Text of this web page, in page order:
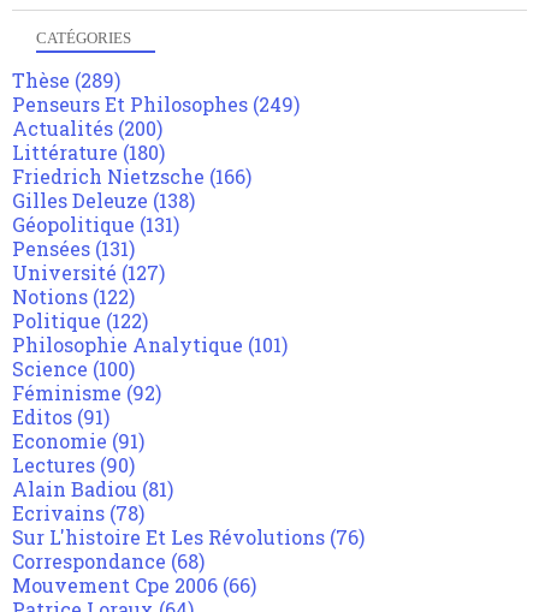
CATÉGORIES
Thèse (289)
Penseurs Et Philosophes (249)
Actualités (200)
Littérature (180)
Friedrich Nietzsche (166)
Gilles Deleuze (138)
Géopolitique (131)
Pensées (131)
Université (127)
Notions (122)
Politique (122)
Philosophie Analytique (101)
Science (100)
Féminisme (92)
Editos (91)
Economie (91)
Lectures (90)
Alain Badiou (81)
Ecrivains (78)
Sur L'histoire Et Les Révolutions (76)
Correspondance (68)
Mouvement Cpe 2006 (66)